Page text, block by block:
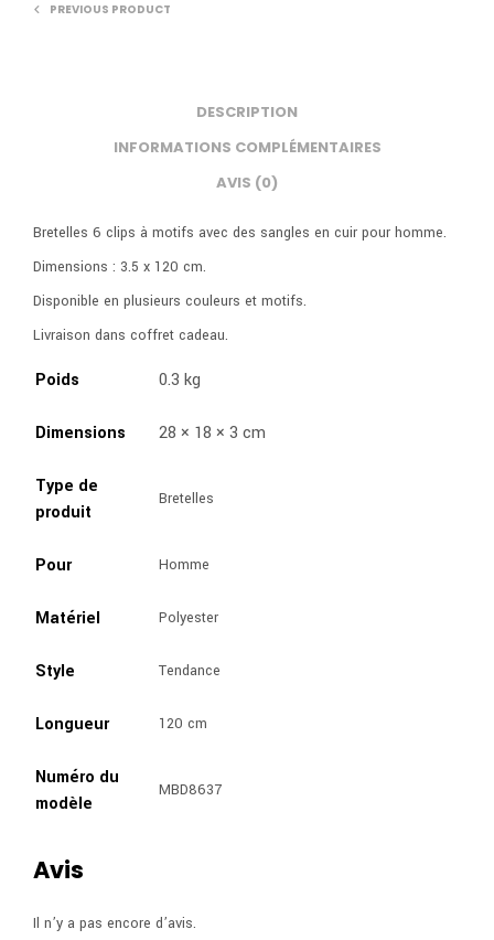
PREVIOUS PRODUCT
DESCRIPTION
INFORMATIONS COMPLÉMENTAIRES
AVIS (0)
Bretelles 6 clips à motifs avec des sangles en cuir pour homme.
Dimensions : 3.5 x 120 cm.
Disponible en plusieurs couleurs et motifs.
Livraison dans coffret cadeau.
Poids 0.3 kg
Dimensions 28 × 18 × 3 cm
Type de
produit
Bretelles
Pour Homme
Matériel Polyester
Style Tendance
Longueur 120 cm
Numéro du
modèle
MBD8637
Avis
Il n’y a pas encore d’avis.